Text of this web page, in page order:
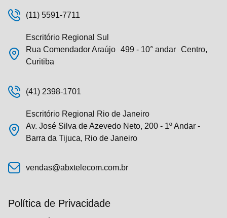
(11) 5591-7711
Escritório Regional Sul
Rua Comendador Araújo 499 - 10° andar Centro,
Curitiba
(41) 2398-1701
Escritório Regional Rio de Janeiro
Av. José Silva de Azevedo Neto, 200 - 1º Andar -
Barra da Tijuca, Rio de Janeiro
vendas@abxtelecom.com.br
Política de Privacidade